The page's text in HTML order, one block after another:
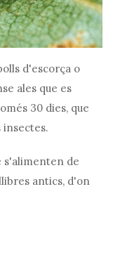
d'escorça o
ales que es
30 dies, que
insectes.
s'alimenten de
antics, d'on